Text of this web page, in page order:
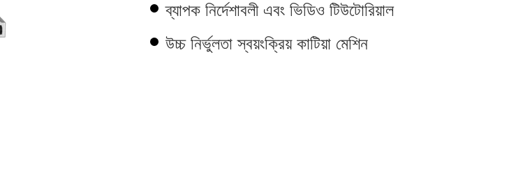
ব্যাপক নির্দেশাবলী এবং ভিডিও টিউটোরিয়াল
উচ্চ নির্ভুলতা স্বয়ংক্রিয় কাটিয়া মেশিন